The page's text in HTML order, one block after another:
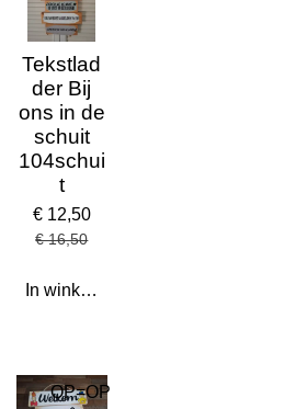
Tekstlad
der Bij
ons in de
schuit
104schui
t
€ 12,50
€ 16,50
In winkelwagen
OP=OP